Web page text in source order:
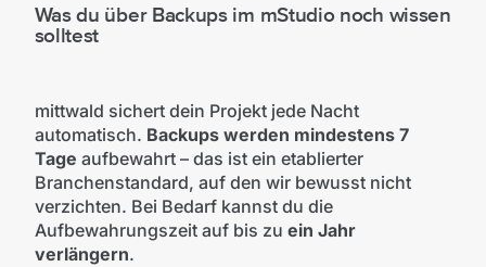
Was du über Backups im mStudio noch wissen
solltest
mittwald sichert dein Projekt jede Nacht
automatisch. Backups werden mindestens 7
Tage aufbewahrt – das ist ein etablierter
Branchenstandard, auf den wir bewusst nicht
verzichten. Bei Bedarf kannst du die
Aufbewahrungszeit auf bis zu ein Jahr
verlängern.